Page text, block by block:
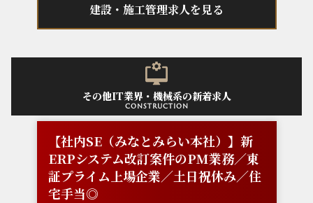
建設・施工管理求人を見る
その他IT業界・機械系の新着求人
construction
【社内SE（みなとみらい本社）】新
ERPシステム改訂案件のPM業務／東
証プライム上場企業／土日祝休み／住
宅手当◎